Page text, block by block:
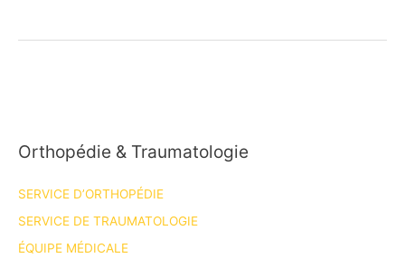
Bronsard
Son,
pape
de
l’endoscopie
Orthopédie & Traumatologie
SERVICE D’ORTHOPÉDIE
SERVICE DE TRAUMATOLOGIE
ÉQUIPE MÉDICALE